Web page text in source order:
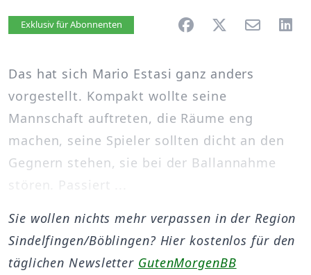
Artikel vorlesen
Exklusiv für Abonnenten
Das hat sich Mario Estasi ganz anders
vorgestellt. Kompakt wollte seine
Mannschaft auftreten, die Räume eng
machen, seine Spieler sollten dicht an den
Gegnern stehen, sie bei der Ballannahme
stören. Passiert ...
Sie wollen nichts mehr verpassen in der Region
Sindelfingen/Böblingen? Hier kostenlos für den
täglichen Newsletter GutenMorgenBB